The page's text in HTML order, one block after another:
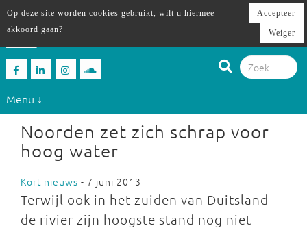
Menu ↓
Noorden zet zich schrap voor
hoog water
Kort nieuws - 7 juni 2013
Terwijl ook in het zuiden van Duitsland
de rivier zijn hoogste stand nog niet
Op deze site worden cookies gebruikt, wilt u hiermee
akkoord gaan?
Accepteer
Weiger